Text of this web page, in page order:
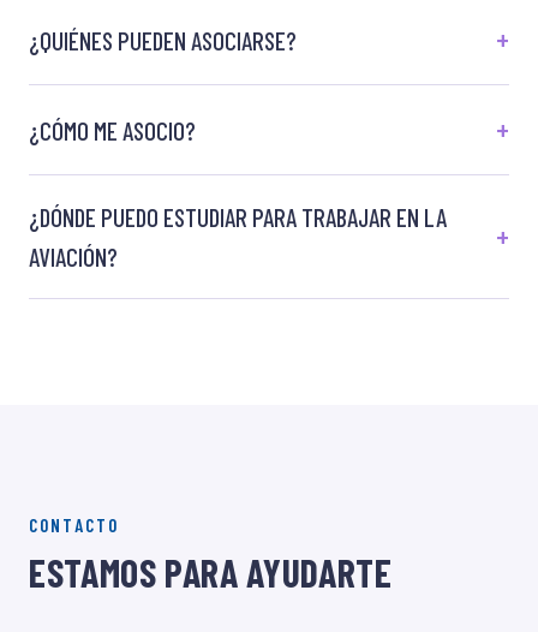
¿QUIÉNES PUEDEN ASOCIARSE?
¿CÓMO ME ASOCIO?
¿DÓNDE PUEDO ESTUDIAR PARA TRABAJAR EN LA
AVIACIÓN?
CONTACTO
ESTAMOS PARA AYUDARTE